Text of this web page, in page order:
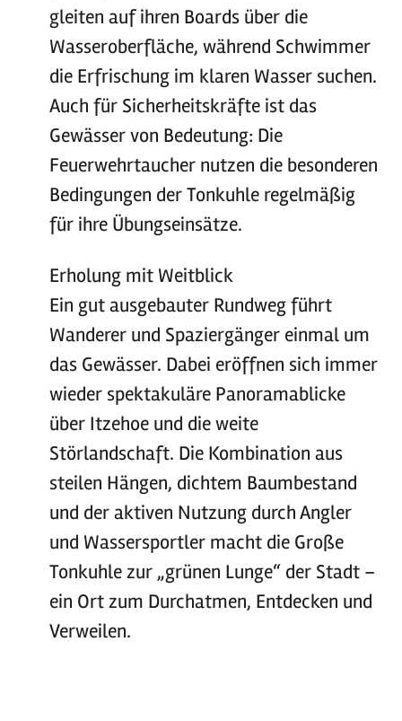
gleiten auf ihren Boards über die
Wasseroberfläche, während Schwimmer
die Erfrischung im klaren Wasser suchen.
Auch für Sicherheitskräfte ist das
Gewässer von Bedeutung: Die
Feuerwehrtaucher nutzen die besonderen
Bedingungen der Tonkuhle regelmäßig
für ihre Übungseinsätze.
Erholung mit Weitblick
Ein gut ausgebauter Rundweg führt
Wanderer und Spaziergänger einmal um
das Gewässer. Dabei eröffnen sich immer
wieder spektakuläre Panoramablicke
über Itzehoe und die weite
Störlandschaft. Die Kombination aus
steilen Hängen, dichtem Baumbestand
und der aktiven Nutzung durch Angler
und Wassersportler macht die Große
Tonkuhle zur „grünen Lunge“ der Stadt –
ein Ort zum Durchatmen, Entdecken und
Verweilen.